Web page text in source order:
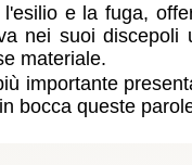
e la fuga,
nei suoi
materiale.
importante
bocca queste